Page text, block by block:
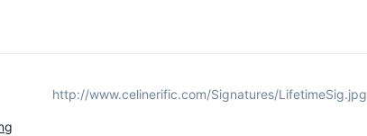
http://www.celinerific.com/Signatures/LifetimeSig.jpg